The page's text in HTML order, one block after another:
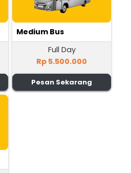
Medium Bus
Full Day
Rp 5.500.000
Pesan Sekarang